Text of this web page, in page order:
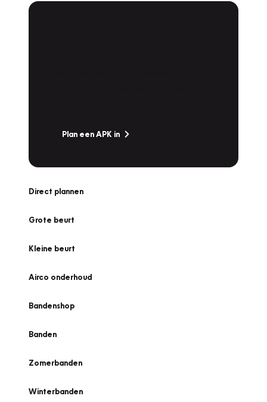
Plan een APK in
Direct plannen
Grote beurt
Kleine beurt
Airco onderhoud
Bandenshop
Banden
Zomerbanden
Winterbanden